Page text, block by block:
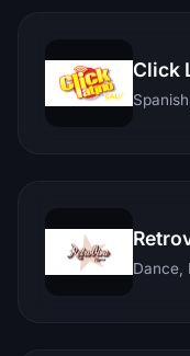
Click